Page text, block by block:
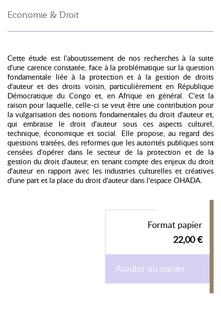
Economie & Droit
Cette étude est l'aboutissement de nos recherches à la suite
d'une carence constatée, face à la problématique sur la question
fondamentale liée à la protection et à la gestion de droits
d'auteur et des droits voisin, particulièrement en République
Démocratique du Congo et, en Afrique en général. C'est la
raison pour laquelle, celle-ci se veut être une contribution pour
la vulgarisation des notions fondamentales du droit d'auteur et,
qui embrasse le droit d'auteur sous ces aspects culturel,
technique, économique et social. Elle propose, au regard des
questions traitées, des reformes que les autorités publiques sont
censées d'opérer dans le secteur de la protection et de la
gestion du droit d'auteur, en tenant compte des enjeux du droit
d'auteur en rapport avec les industries culturelles et créatives
d'une part et la place du droit d'auteur dans l'espace OHADA.
Format papier
22,00 €
Ajouter au panier